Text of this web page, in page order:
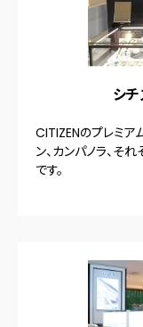
シ
CITIZENのプレミア
ン、カンパノラ、
です。